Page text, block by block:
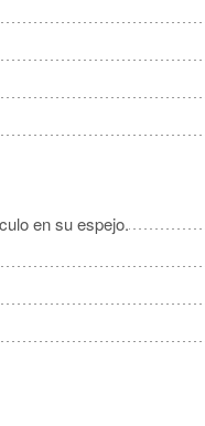
en su espejo.